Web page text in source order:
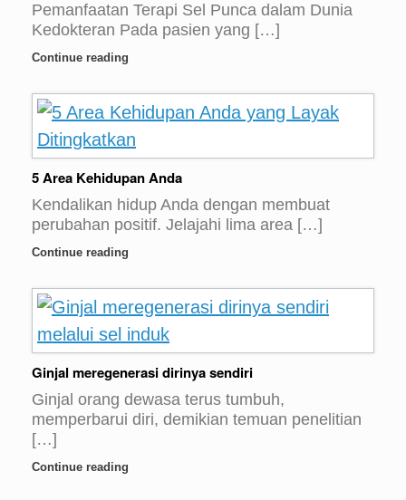
Pemanfaatan Terapi Sel Punca dalam Dunia
Kedokteran Pada pasien yang […]
Continue reading
5 Area Kehidupan Anda
Kendalikan hidup Anda dengan membuat
perubahan positif. Jelajahi lima area […]
Continue reading
Ginjal meregenerasi dirinya sendiri
Ginjal orang dewasa terus tumbuh,
memperbarui diri, demikian temuan penelitian
[…]
Continue reading